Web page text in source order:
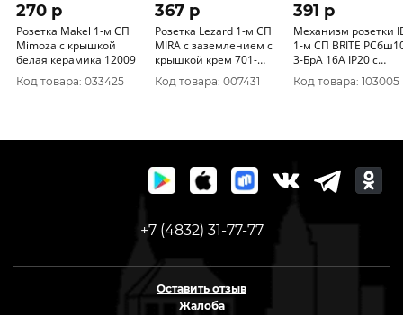
270 p
Розетка Makel 1-м СП
Mimoza с крышкой
белая керамика 12009
Код товара: 033425
367 p
Розетка Lezard 1-м СП
MIRA с заземлением с
крышкой крем 701-
0303-123
Код товара: 007431
391 p
Механизм розетки
1-м СП BRITE
3-БрА 16А IP20 с
заземлением с
крышкой алюминий
Код товара: 103005
+7 (4832) 31-77-77
Оставить отзыв
Жалоба